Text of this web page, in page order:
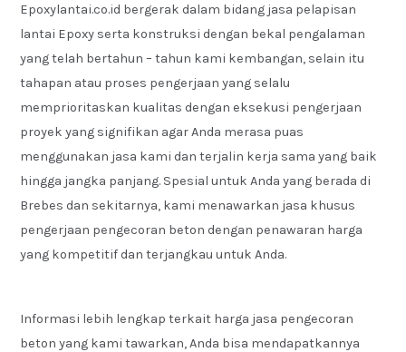
Epoxylantai.co.id bergerak dalam bidang jasa pelapisan
lantai Epoxy serta konstruksi dengan bekal pengalaman
yang telah bertahun – tahun kami kembangan, selain itu
tahapan atau proses pengerjaan yang selalu
memprioritaskan kualitas dengan eksekusi pengerjaan
proyek yang signifikan agar Anda merasa puas
menggunakan jasa kami dan terjalin kerja sama yang baik
hingga jangka panjang. Spesial untuk Anda yang berada di
Brebes dan sekitarnya, kami menawarkan jasa khusus
pengerjaan pengecoran beton dengan penawaran harga
yang kompetitif dan terjangkau untuk Anda.
Informasi lebih lengkap terkait harga jasa pengecoran
beton yang kami tawarkan, Anda bisa mendapatkannya